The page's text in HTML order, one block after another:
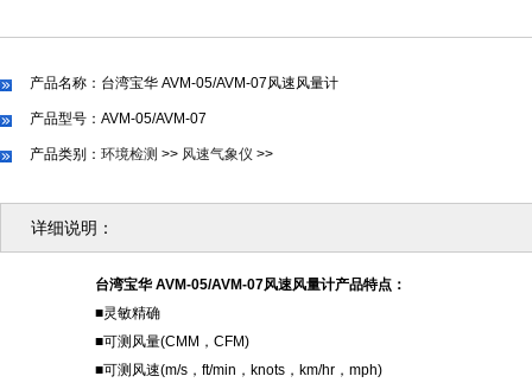
产品名称：台湾宝华 AVM-05/AVM-07风速风量计
产品型号：AVM-05/AVM-07
产品类别： 环境检测 >> 风速气象仪 >>
详细说明：
台湾宝华 AVM-05/AVM-07风速风量计产品特点：
■灵敏精确
■可测风量(CMM，CFM)
■可测风速(m/s，ft/min，knots，km/hr，mph)